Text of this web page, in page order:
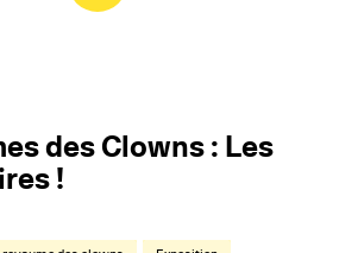
des Clowns : Les
!